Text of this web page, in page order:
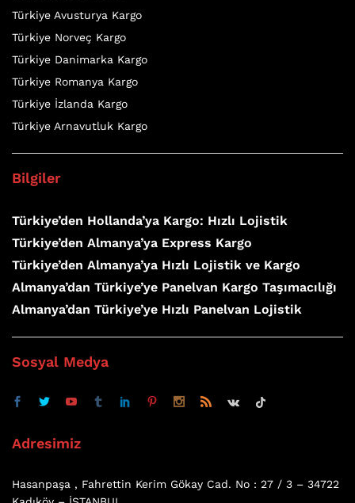
Türkiye Avusturya Kargo
Türkiye Norveç Kargo
Türkiye Danimarka Kargo
Türkiye Romanya Kargo
Türkiye İzlanda Kargo
Türkiye Arnavutluk Kargo
Bilgiler
Türkiye’den Hollanda’ya Kargo: Hızlı Lojistik
Türkiye’den Almanya’ya Express Kargo
Türkiye’den Almanya’ya Hızlı Lojistik ve Kargo
Almanya’dan Türkiye’ye Panelvan Kargo Taşımacılığı
Almanya’dan Türkiye’ye Hızlı Panelvan Lojistik
Sosyal Medya
Adresimiz
Hasanpaşa , Fahrettin Kerim Gökay Cad. No : 27 / 3 – 34722